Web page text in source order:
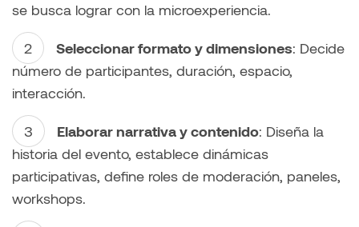
se busca lograr con la microexperiencia.
Seleccionar formato y dimensiones: Decide
número de participantes, duración, espacio,
interacción.
Elaborar narrativa y contenido: Diseña la
historia del evento, establece dinámicas
participativas, define roles de moderación, paneles,
workshops.